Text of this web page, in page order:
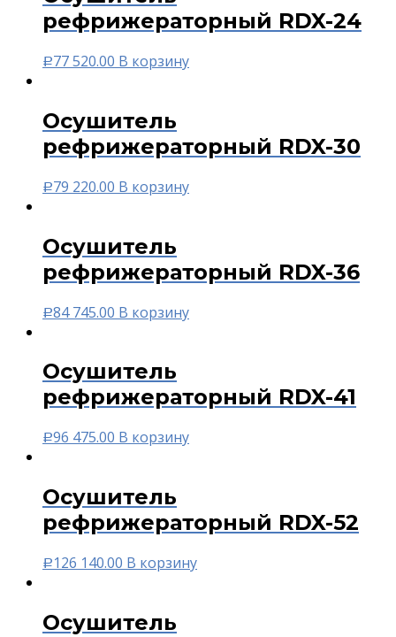
рефрижераторный RDX-24
Р77 520.00 В корзину
Осушитель
рефрижераторный RDX-30
Р79 220.00 В корзину
Осушитель
рефрижераторный RDX-36
Р84 745.00 В корзину
Осушитель
рефрижераторный RDX-41
Р96 475.00 В корзину
Осушитель
рефрижераторный RDX-52
Р 126 140.00 В корзину
Осушитель